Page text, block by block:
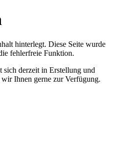
hinterlegt. Diese Seite wurde
fehlerfreie Funktion.
derzeit in Erstellung und
Ihnen gerne zur Verfügung.